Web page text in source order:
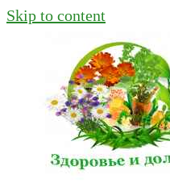
Skip to content